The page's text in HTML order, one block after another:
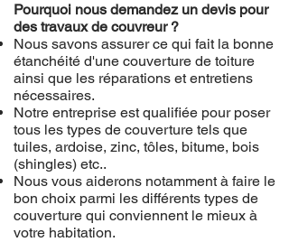
Pourquoi nous demandez un devis pour
des travaux de couvreur ?
Nous savons assurer ce qui fait la bonne
étanchéité d'une couverture de toiture
ainsi que les réparations et entretiens
nécessaires.
Notre entreprise est qualifiée pour poser
tous les types de couverture tels que
tuiles, ardoise, zinc, tôles, bitume, bois
(shingles) etc..
Nous vous aiderons notamment à faire le
bon choix parmi les différents types de
couverture qui conviennent le mieux à
votre habitation.